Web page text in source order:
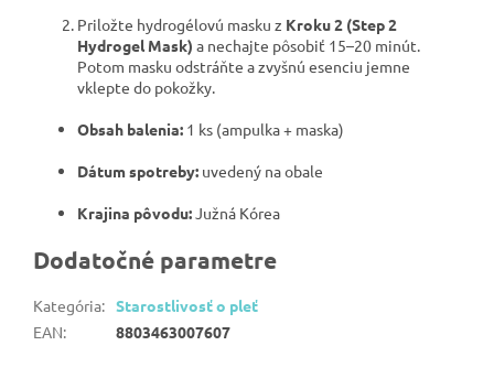
Priložte hydrogélovú masku z Kroku 2 (Step 2
Hydrogel Mask) a nechajte pôsobiť 15–20 minút.
Potom masku odstráňte a zvyšnú esenciu jemne
vklepte do pokožky.
Obsah balenia: 1 ks (ampulka + maska)
Dátum spotreby: uvedený na obale
Krajina pôvodu:Južná Kórea
Dodatočné parametre
Kategória: Starostlivosť o pleť
EAN: 8803463007607